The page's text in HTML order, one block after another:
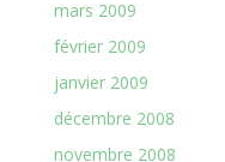
mars 2009
février 2009
janvier 2009
décembre 2008
novembre 2008